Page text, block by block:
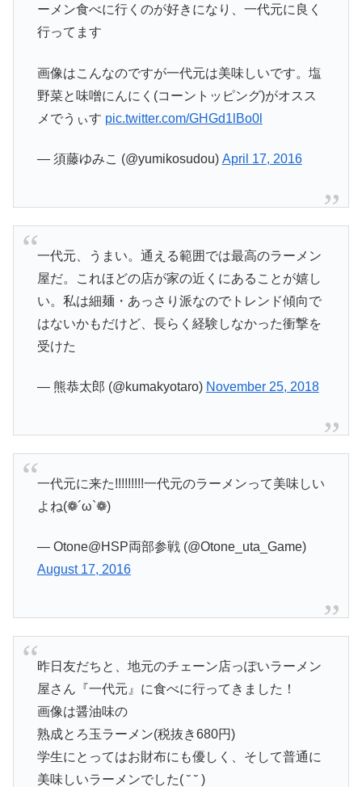
ーメン食べに行くのが好きになり、一代元に良く
行ってます
画像はこんなのですが一代元は美味しいです。塩
野菜と味噌にんにく(コーントッピング)がオスス
メでうぃす pic.twitter.com/GHGd1lBo0l
— 須藤ゆみこ (@yumikosudou) April 17, 2016
一代元、うまい。通える範囲では最高のラーメン
屋だ。これほどの店が家の近くにあることが嬉し
い。私は細麺・あっさり派なのでトレンド傾向で
はないかもだけど、長らく経験しなかった衝撃を
受けた
— 熊恭太郎 (@kumakyotaro) November 25, 2018
一代元に来た!!!!!!!!!一代元のラーメンって美味しい
よね(❁´ω`❁)
— Otone@HSP両部参戦 (@Otone_uta_Game)
August 17, 2016
昨日友だちと、地元のチェーン店っぽいラーメン
屋さん『一代元』に食べに行ってきました！
画像は醤油味の
熟成とろ玉ラーメン(税抜き680円)
学生にとってはお財布にも優しく、そして普通に
美味しいラーメンでした( ˘ ˘ )